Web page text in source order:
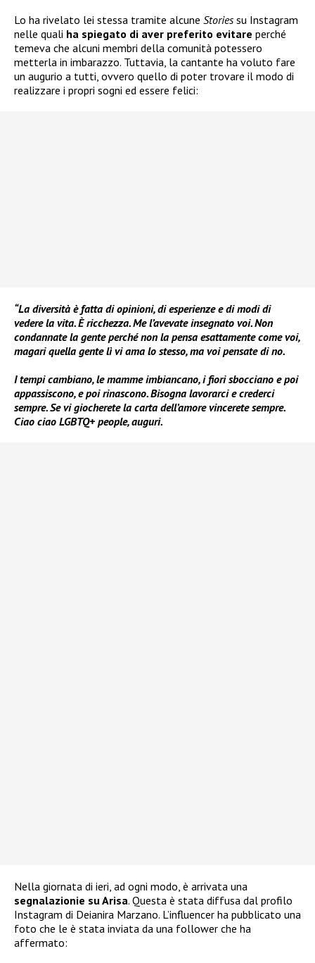
Lo ha rivelato lei stessa tramite alcune Storiessu Instagram
nelle quali ha spiegato di aver preferito evitare perché
temeva che alcuni membri della comunità potessero
metterla in imbarazzo. Tuttavia, la cantante ha voluto fare
un augurio a tutti, ovvero quello di poter trovare il modo di
realizzare i propri sogni ed essere felici:
“La diversità è fatta di opinioni, di esperienze e di modi di
vedere la vita. È ricchezza. Me l’avevate insegnato voi. Non
condannate la gente perché non la pensa esattamente come voi,
magari quella gente lì vi ama lo stesso, ma voi pensate di no.
I tempi cambiano, le mamme imbiancano, i fiori sbocciano e poi
appassiscono, e poi rinascono. Bisogna lavorarci e crederci
sempre. Se vi giocherete la carta dell’amore vincerete sempre.
Ciao ciao LGBTQ+ people, auguri.
Nella giornata di ieri, ad ogni modo, è arrivata una
segnalazionie su Arisa. Questa è stata diffusa dal profilo
Instagram di Deianira Marzano. L’influencer ha pubblicato una
foto che le è stata inviata da una follower che ha
affermato: